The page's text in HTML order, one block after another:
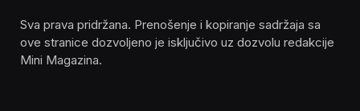
Sva prava pridržana. Prenošenje i kopiranje sadržaja sa
ove stranice dozvoljeno je isključivo uz dozvolu redakcije
Mini Magazina.